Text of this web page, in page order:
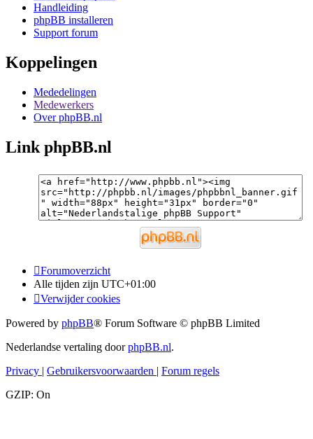
Handleiding
phpBB installeren
Support forum
Koppelingen
Mededelingen
Medewerkers
Over phpBB.nl
Link phpBB.nl
Forumoverzicht
Alle tijden zijn UTC+01:00
Verwijder cookies
Powered by phpBB® Forum Software © phpBB Limited
Nederlandse vertaling doorphpBB.nl.
Privacy | Gebruikersvoorwaarden | Forum regels
GZIP: On